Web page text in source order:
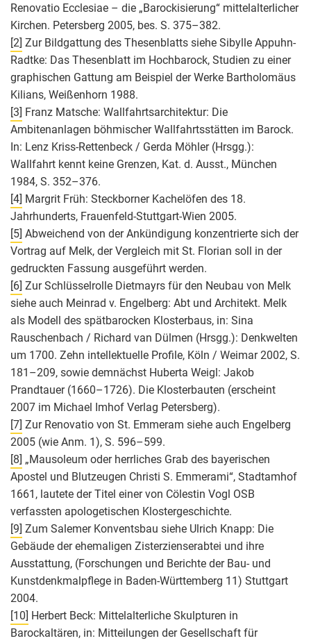
Renovatio Ecclesiae – die „Barockisierung“ mittelalterlicher
Kirchen. Petersberg 2005, bes. S. 375–382.
[2] Zur Bildgattung des Thesenblatts siehe Sibylle Appuhn-
Radtke: Das Thesenblatt im Hochbarock, Studien zu einer
graphischen Gattung am Beispiel der Werke Bartholomäus
Kilians, Weißenhorn 1988.
[3] Franz Matsche: Wallfahrtsarchitektur: Die
Ambitenanlagen böhmischer Wallfahrtsstätten im Barock.
In: Lenz Kriss-Rettenbeck / Gerda Möhler (Hrsgg.):
Wallfahrt kennt keine Grenzen, Kat. d. Ausst., München
1984, S. 352–376.
[4] Margrit Früh: Steckborner Kachelöfen des 18.
Jahrhunderts, Frauenfeld-Stuttgart-Wien 2005.
[5] Abweichend von der Ankündigung konzentrierte sich der
Vortrag auf Melk, der Vergleich mit St. Florian soll in der
gedruckten Fassung ausgeführt werden.
[6] Zur Schlüsselrolle Dietmayrs für den Neubau von Melk
siehe auch Meinrad v. Engelberg: Abt und Architekt. Melk
als Modell des spätbarocken Klosterbaus, in: Sina
Rauschenbach / Richard van Dülmen (Hrsgg.): Denkwelten
um 1700. Zehn intellektuelle Profile, Köln / Weimar 2002, S.
181–209, sowie demnächst Huberta Weigl: Jakob
Prandtauer (1660–1726). Die Klosterbauten (erscheint
2007 im Michael Imhof Verlag Petersberg).
[7] Zur Renovatio von St. Emmeram siehe auch Engelberg
2005 (wie Anm. 1), S. 596–599.
[8] „Mausoleum oder herrliches Grab des bayerischen
Apostel und Blutzeugen Christi S. Emmerami“, Stadtamhof
1661, lautete der Titel einer von Cölestin Vogl OSB
verfassten apologetischen Klostergeschichte.
[9] Zum Salemer Konventsbau siehe Ulrich Knapp: Die
Gebäude der ehemaligen Zisterzienserabtei und ihre
Ausstattung, (Forschungen und Berichte der Bau- und
Kunstdenkmalpflege in Baden-Württemberg 11) Stuttgart
2004.
[10] Herbert Beck: Mittelalterliche Skulpturen in
Barockaltären, in: Mitteilungen der Gesellschaft für